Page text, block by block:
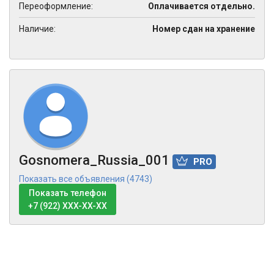
Переоформление: Оплачивается отдельно.
Наличие: Номер сдан на хранение
Gosnomera_Russia_001 PRO
Показать все объявления (4743)
Показать телефон
+7 (922) XXX-XX-XX